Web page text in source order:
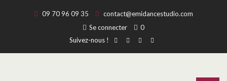
09 70 96 09 35
contact@emidancestudio.com
Se connecter
0
Suivez-nous !